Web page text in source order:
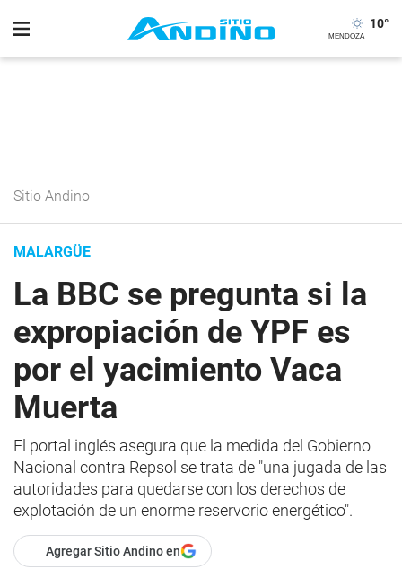
10°
Sitio Andino
MALARGÜE
La BBC se pregunta si la
expropiación de YPF es
por el yacimiento Vaca
Muerta
El portal inglés asegura que la medida del Gobierno
Nacional contra Repsol se trata de "una jugada de las
autoridades para quedarse con los derechos de
explotación de un enorme reservorio energético".
Agregar Sitio Andino en